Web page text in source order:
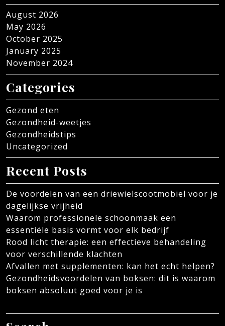
August 2026
May 2026
October 2025
January 2025
November 2024
Categories
Gezond eten
Gezondheid-weetjes
Gezondheidstips
Uncategorized
Recent Posts
De voordelen van een driewielscootmobiel voor je
dagelijkse vrijheid
Waarom professionele schoonmaak een
essentiële basis vormt voor elk bedrijf
Rood licht therapie: een effectieve behandeling
voor verschillende klachten
Afvallen met supplementen: kan het echt helpen?
Gezondheidsvoordelen van boksen: dit is waarom
boksen absoluut goed voor je is